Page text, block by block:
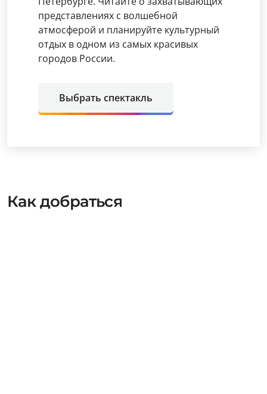
представлениях с волшебной
атмосферой и планируйте культурный
отдых в одном из самых красивых
городов России.
Выбрать спектакль
Как добраться